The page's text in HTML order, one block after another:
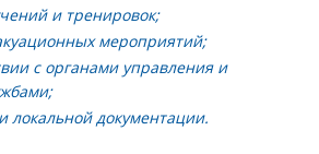
и тренировок;
мероприятий;
с органами управления и
локальной документации.